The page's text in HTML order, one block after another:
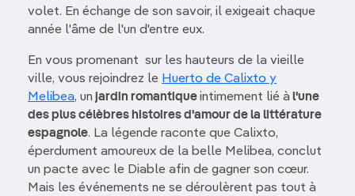
volet. En échange de son savoir, il exigeait chaque
année l'âme de l'un d'entre eux.
En vous promenant sur les hauteurs de la vieille
ville, vous rejoindrez le Huerto de Calixto y
Melibea, un jardin romantiqueintimement lié à l'une
des plus célèbres histoires d'amour de la littérature
espagnole. La légende raconte que Calixto,
éperdument amoureux de la belle Melibea, conclut
un pacte avec le Diable afin de gagner son cœur.
Mais les événements ne se déroulèrent pas tout à